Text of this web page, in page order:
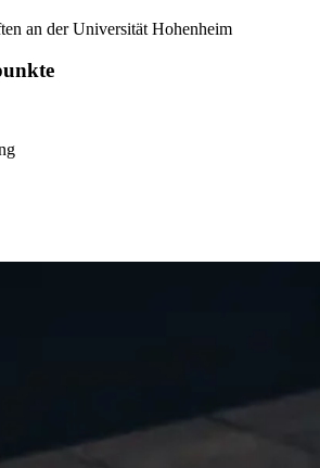
an der Universität Hohenheim